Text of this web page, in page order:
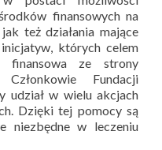
finansowych na
też działania mające
których celem
finansowa ze strony
Fundacji
udział w wielu akcjach
Dzięki tej pomocy są
niezbędne w leczeniu